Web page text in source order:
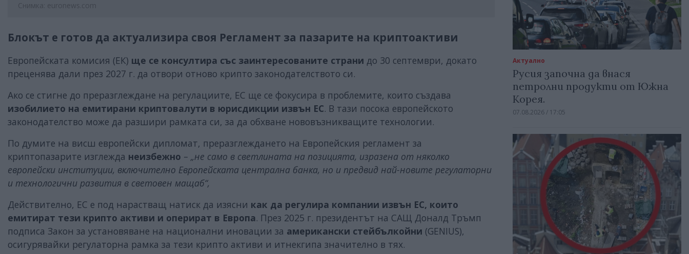
Снимка: euronews.com
Блокът е готов да актуализира своя Регламент за пазарите на криптоактиви
Европейската комисия (ЕК) ще се консултира със заинтересованите страни до 30 септември, докато
преценява дали през 2027 г. да отвори отново крипто законодателството си.
Ако се стигне до преразглеждане на регулациите, ЕС ще се фокусира в проблемите, които създава
изобилието на емитирани криптовалути в юрисдикции извън ЕС. В тази посока европейското
законодателство може да разшири рамката си, за да обхване нововъзникващите технологии.
По думите на висш европейски дипломат, преразглеждането на Европейския регламент за
криптопазарите изглежда неизбежно – „не само в светлината на позицията, изразена от няколко
европейски институции, включително Европейската централна банка, но и предвид най-новите регулаторни
и технологични развития в световен мащаб“,
Действително, ЕС е под нарастващ натиск да изясни как да регулира компании извън ЕС, които
емитират тези крипто активи и оперират в Европа. През 2025 г. президентът на САЩ Доналд Тръмп
подписа Закон за установяване на национални иновации за американски стейбълкойни (GENIUS),
осигурявайки регулаторна рамка за тези крипто активи и итнекгипа значително в тях.
Актуално
Русия започна да внася
петролни продукти от Южна
Корея.
07.08.2026 / 17:05